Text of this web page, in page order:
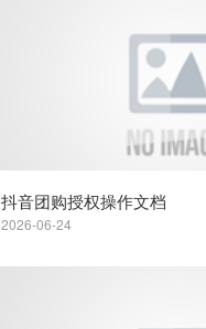
抖音团购授权操作文档
2026-06-24